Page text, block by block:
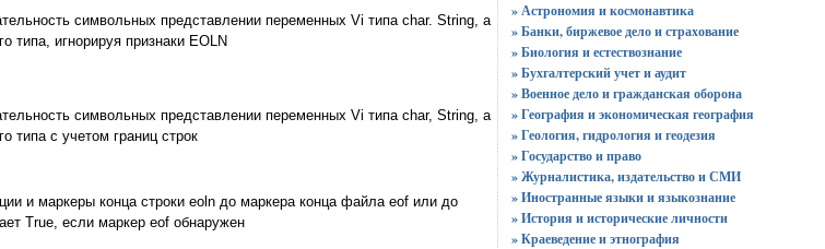
символьных представлении переменных Vi типа char. String, а
типа, игнорируя признаки EOLN
символьных представлении переменных Vi типа char, String, а
типа с учетом границ строк
и маркеры конца строки eoln до маркера конца файла eof или до
True, если маркер eof обнаружен
» Астрономия и космонавтика
» Банки, биржевое дело и страхование
» Биология и естествознание
» Бухгалтерский учет и аудит
» Военное дело и гражданская оборона
» География и экономическая география
» Геология, гидрология и геодезия
» Государство и право
» Журналистика, издательство и СМИ
» Иностранные языки и языкознание
» История и исторические личности
» Краеведение и этнография